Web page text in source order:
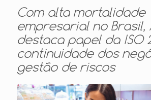
Com alta mortalidade
empresarial no Brasil,
destaca papel da ISO
continuidade dos
gestão de riscos